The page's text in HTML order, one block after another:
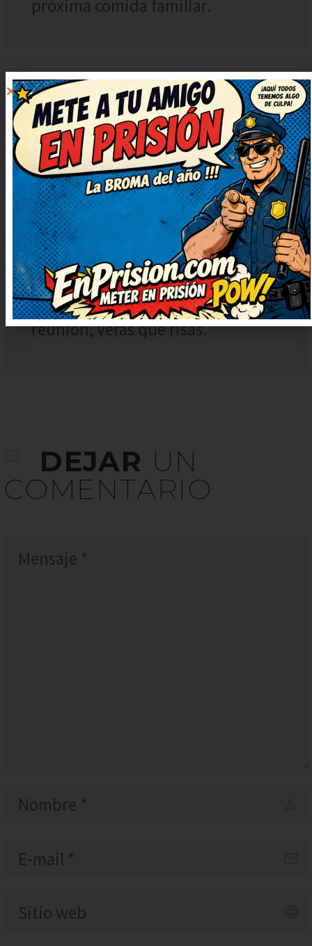
próxima comida familiar.
ROSA
ROMERO
23 octubre, 2022 at
22:34
RESPONDER
¡Qué puntazo de chiste! Seguid
publicando más, que alegran un
montón. Necesitaba una risa así,
gracias por publicarlo. Lo guardo
para contarlo en la próxima
reunión, verás qué risas.
DEJAR UN
COMENTARIO